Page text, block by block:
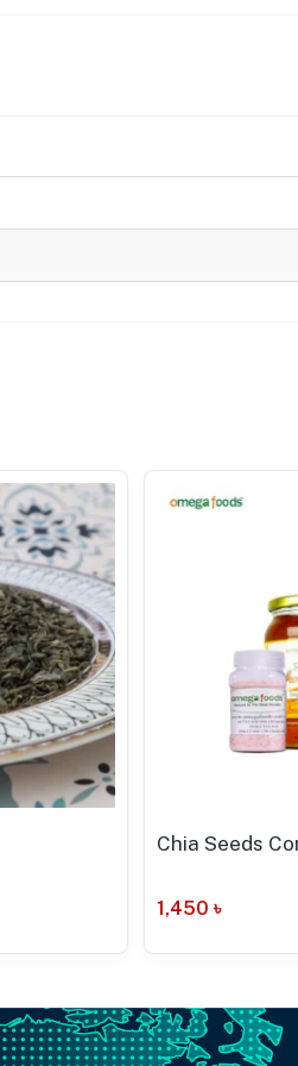
Chia Seeds
1,450 ৳